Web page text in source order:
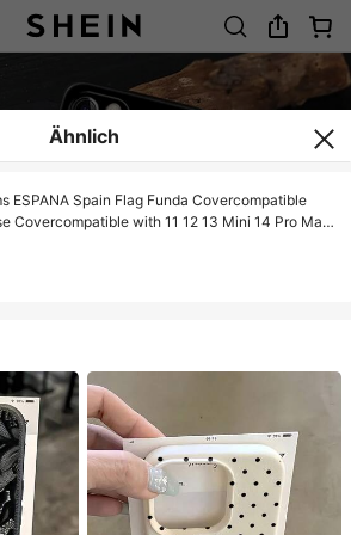
Ähnlich
ESPANA Spain Flag Funda Covercompatible
6S SE Case Soft Cover,Covercompatible with
Hülle, 17 promax Hülle